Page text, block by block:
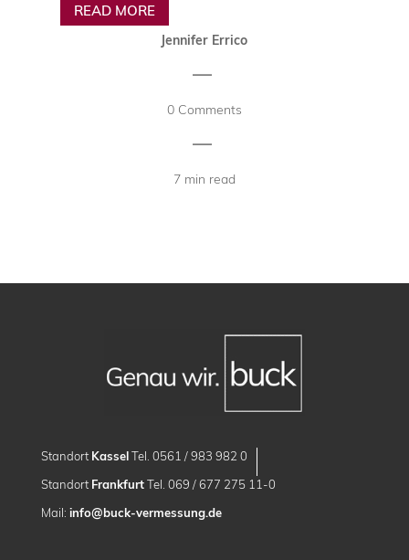
READ MORE
Jennifer Errico
|
0 Comments
|
7 min read
Standort KasselTel. 0561 / 983 982 0
Standort FrankfurtTel. 069 / 677 275 11-0
Mail: info@buck-vermessung.de